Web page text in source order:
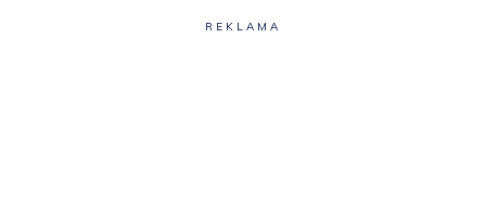
REKLAMA